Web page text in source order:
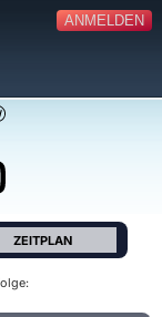
ANMELDEN
ZEITPLAN